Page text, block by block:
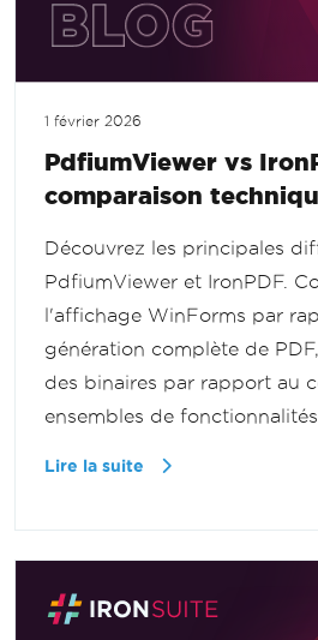
1 février 2026
PdfiumViewer vs
comparaison
Découvrez les principales
PdfiumViewer et IronPDF.
l'affichage WinForms par
génération complète de
des binaires par rapport au
ensembles de fonctionnalités.
Lire la suite